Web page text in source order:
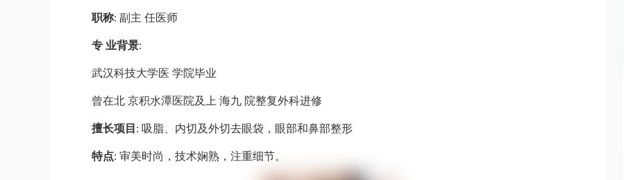
职称: 副主 任医师
专 业背景:
武汉科技大学医 学院毕业
曾在北 京积水潭医院及上 海九 院整复外科进修
擅长项目 : 吸脂、内切及外切去眼袋，眼部和鼻部整形
特点: 审美时尚，技术娴熟，注重细节。